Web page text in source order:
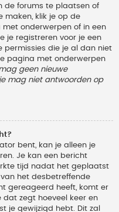
de forums te plaatsen of
maken, klik je op de
onderwerpen of in een
je registreren voor je een
permissies die je al dan niet
pagina met onderwerpen
geen nieuwe
mag niet antwoorden op
bent, kan je alleen je
Je kan een bericht
tijd nadat het geplaatst
het desbetreffende
gereageerd heeft, komt er
zegt hoeveel keer en
je gewijzigd hebt. Dit zal